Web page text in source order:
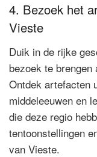
4. Bezoek het
Vieste
Duik in de rijke
bezoek te
Ontdek artefacten
middeleeuwen en
die deze regio
tentoonstellingen
van Vieste.